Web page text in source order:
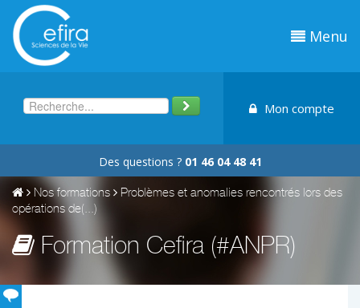
Menu
Mon compte
Des questions ? 01 46 04 48 41
Nos formations
Problèmes et anomalies rencontrés lors des
opérations de(...)
Formation Cefira (#ANPR)